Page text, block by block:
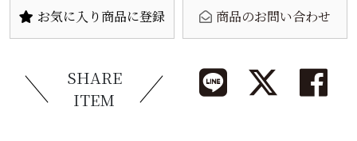
お気に入り商品に登録 商品のお問い合わせ
SHARE
ITEM